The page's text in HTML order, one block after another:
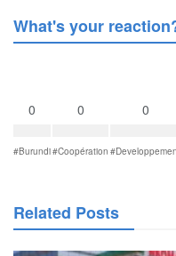
What's your
0
#Burundi
0
#Coopération
0
Related Posts